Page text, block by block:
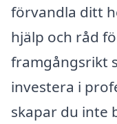
förvandla ditt
hjälp och råd
framgångsrikt
investera i
skapar du inte